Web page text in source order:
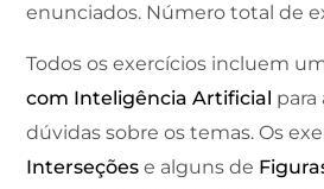
enunciados. Número total de
Todos os exercícios incluem
com Inteligência Artificial para
dúvidas sobre os temas. Os
Interseções e alguns de